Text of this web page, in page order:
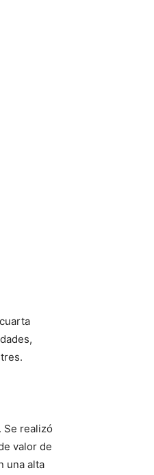
Se realizó
valor de
una alta